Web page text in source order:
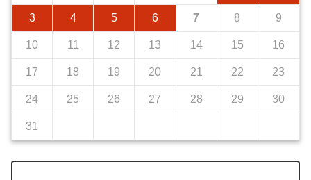
3 4 5 6 7 8 9
10 11 12 13 14 15 16
17 18 19 20 21 22 23
24 25 26 27 28 29 30
31